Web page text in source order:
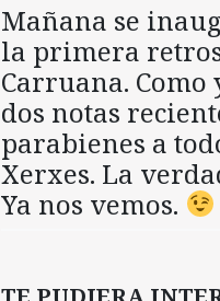
Mañana se
la primera
Carruana. Como
dos notas
parabienes a
Xerxes. La
Ya nos vemos.